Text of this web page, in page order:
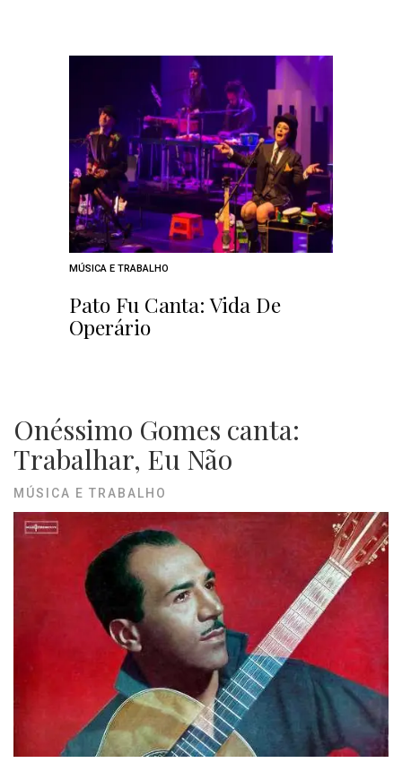
MÚSICA E TRABALHO
Pato Fu Canta: Vida De
Operário
Onéssimo Gomes canta:
Trabalhar, Eu Não
MÚSICA E TRABALHO